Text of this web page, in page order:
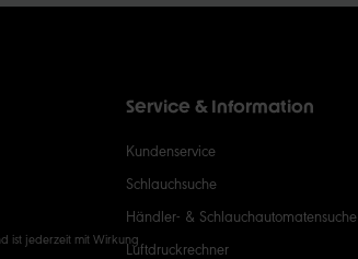
ist jederzeit mit Wirkung
Service & Information
Kundenservice
Schlauchsuche
Händler- & Schlauchautomatensuche
Luftdruckrechner